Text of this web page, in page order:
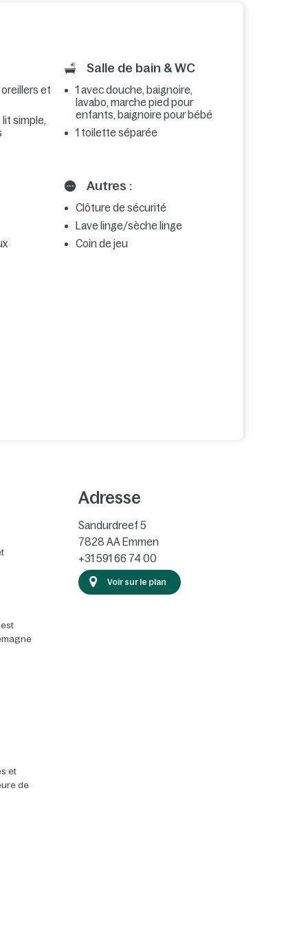
oreillers et
lit simple,
Salle de bain & WC
1 avec douche, baignoire,
lavabo, marche pied pour
enfants, baignoire pour bébé
1 toilette séparée
Autres :
Clôture de sécurité
Lave linge/sèche linge
Coin de jeu
et
de
Adresse
Sandurdreef 5
7828 AA Emmen
+31 591 66 74 00
Voir sur le plan